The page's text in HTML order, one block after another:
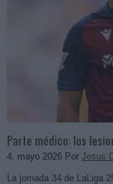
Parte médico: los
4. mayo 2026 Por Jesus
La jornada 34 de LaLiga